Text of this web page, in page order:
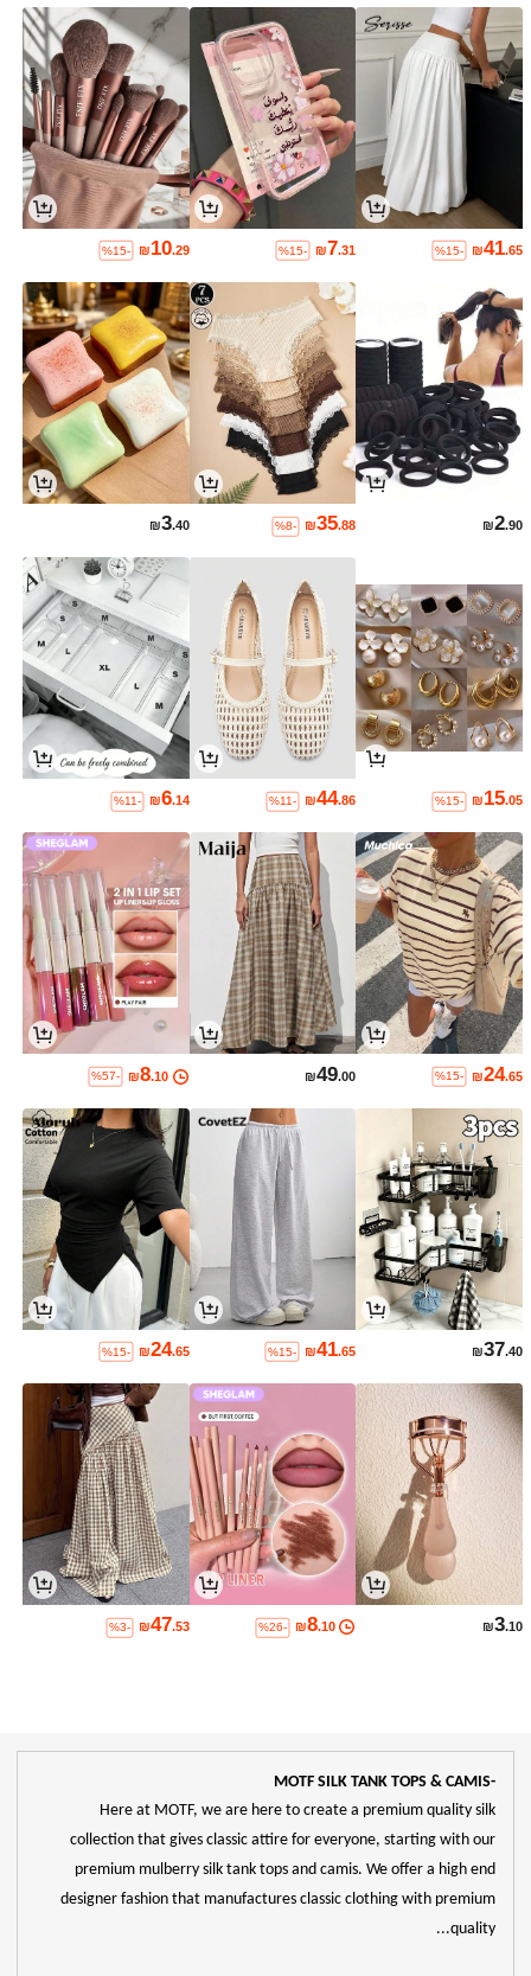
₪41.65
%15-
₪7.31
%15-
₪10.29
%15-
₪2.90
₪35.88
%8-
₪3.40
₪15.05
%15-
₪44.86
%11-
₪6.14
%11-
₪24.65
%15-
₪49.00
₪8.10
%57-
₪37.40
₪41.65
%15-
₪24.65
%15-
₪3.10
₪8.10
%26-
₪47.53
%3-
-MOTF SILK TANK TOPS & CAMIS
Here at MOTF, we are here to create a premium quality silk
collection that gives classic attire for everyone, starting with our
premium mulberry silk tank tops and camis. We offer a high end
designer fashion that manufactures classic clothing with premium
quality...